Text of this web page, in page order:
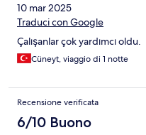
10 mar 2025
Traduci con Google
Çalışanlar çok yardımcı oldu.
Cüneyt, viaggio di 1 notte
Recensione verificata
6/10 Buono